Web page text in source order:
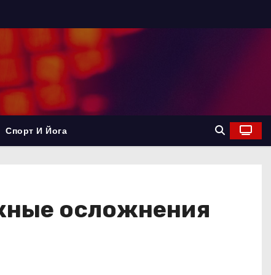
Спорт И Йога
осложнения